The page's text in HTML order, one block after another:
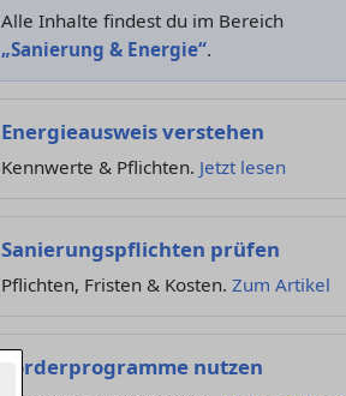
Alle Inhalte findest du im Bereich
„Sanierung & Energie“.
Energieausweis verstehen
Kennwerte & Pflichten. Jetzt lesen
Sanierungspflichten prüfen
Pflichten, Fristen & Kosten. Zum Artikel
Förderprogramme nutzen